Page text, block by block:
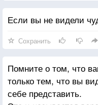
Если вы не видели
Сохранить
Помните о том, что
только тем, что вы
себе представить.